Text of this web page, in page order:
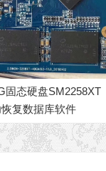
固态硬盘SM2258XT
复数据库软件